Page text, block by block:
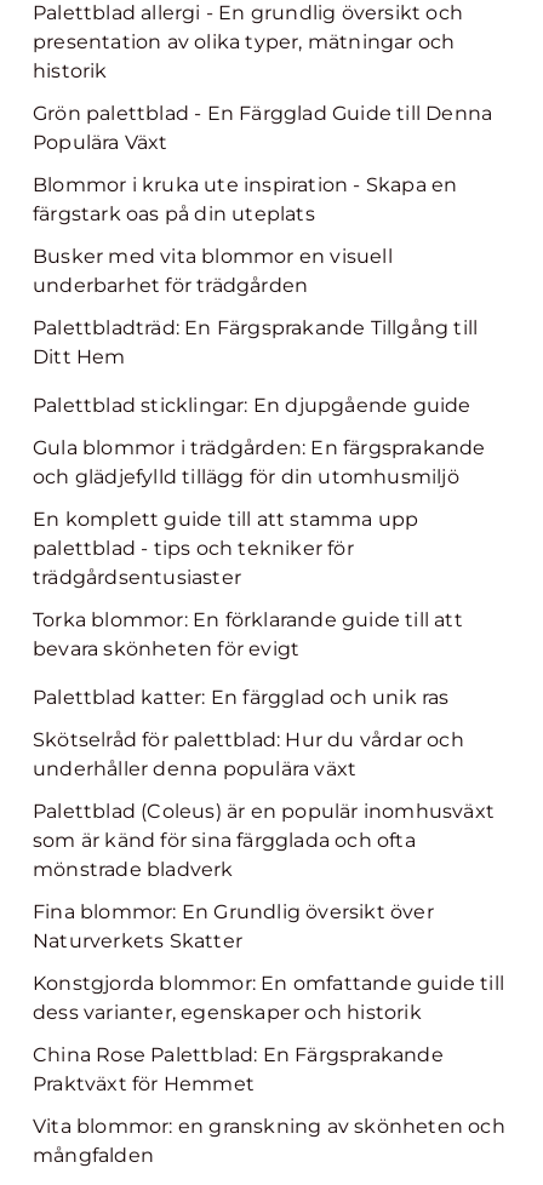
Palettblad allergi - En grundlig översikt och
presentation av olika typer, mätningar och
historik
Grön palettblad - En Färgglad Guide till Denna
Populära Växt
Blommor i kruka ute inspiration - Skapa en
färgstark oas på din uteplats
Busker med vita blommor en visuell
underbarhet för trädgården
Palettbladträd: En Färgsprakande Tillgång till
Ditt Hem
Palettblad sticklingar: En djupgående guide
Gula blommor i trädgården: En färgsprakande
och glädjefylld tillägg för din utomhusmiljö
En komplett guide till att stamma upp
palettblad - tips och tekniker för
trädgårdsentusiaster
Torka blommor: En förklarande guide till att
bevara skönheten för evigt
Palettblad katter: En färgglad och unik ras
Skötselråd för palettblad: Hur du vårdar och
underhåller denna populära växt
Palettblad (Coleus) är en populär inomhusväxt
som är känd för sina färgglada och ofta
mönstrade bladverk
Fina blommor: En Grundlig översikt över
Naturverkets Skatter
Konstgjorda blommor: En omfattande guide till
dess varianter, egenskaper och historik
China Rose Palettblad: En Färgsprakande
Praktväxt för Hemmet
Vita blommor: en granskning av skönheten och
mångfalden